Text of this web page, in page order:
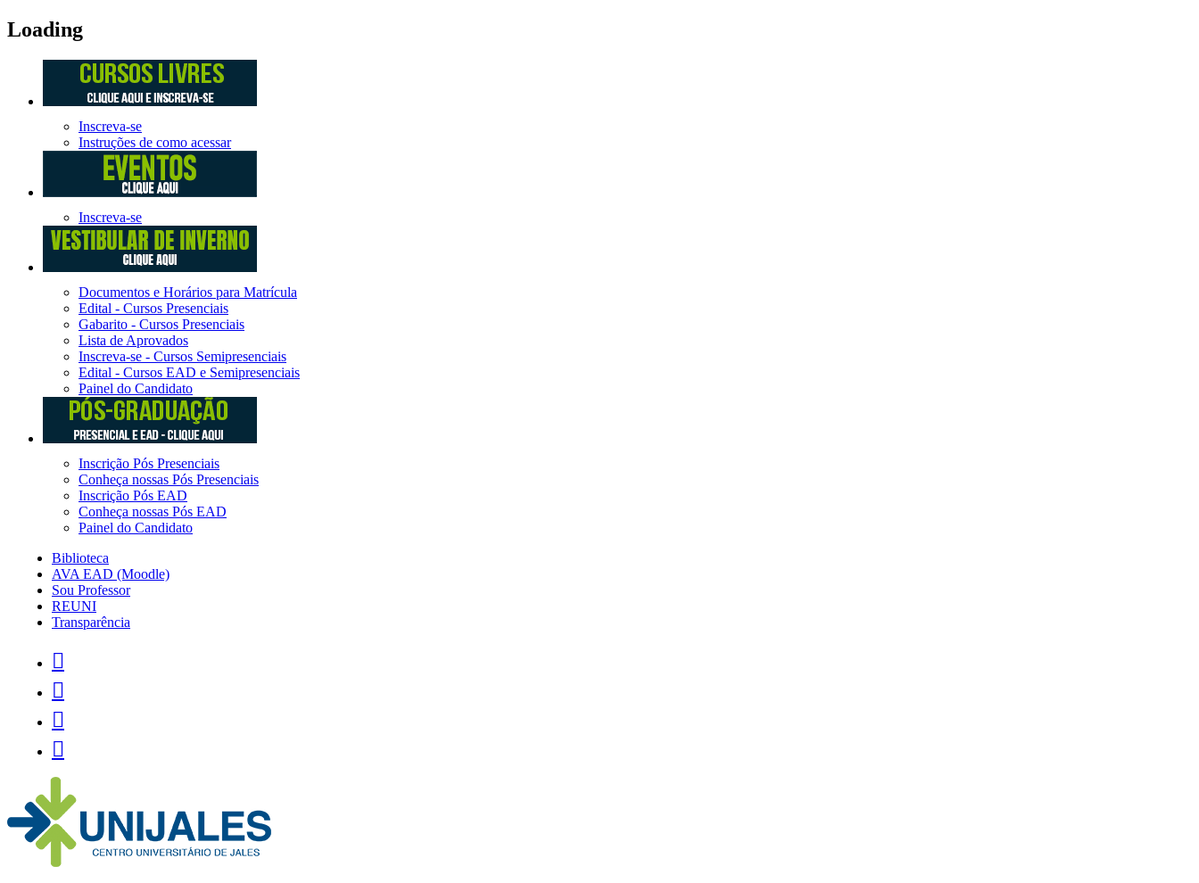
Loading
Inscreva-se
Instruções de como acessar
Inscreva-se
Documentos e Horários para Matrícula
Edital - Cursos Presenciais
Gabarito - Cursos Presenciais
Lista de Aprovados
Inscreva-se - Cursos Semipresenciais
Edital - Cursos EAD e Semipresenciais
Painel do Candidato
Inscrição Pós Presenciais
Conheça nossas Pós Presenciais
Inscrição Pós EAD
Conheça nossas Pós EAD
Painel do Candidato
Biblioteca
AVA EAD (Moodle)
Sou Professor
REUNI
Transparência



